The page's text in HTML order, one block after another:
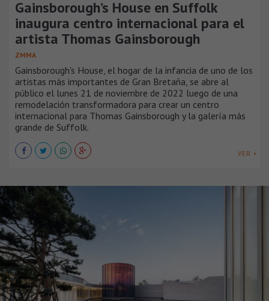
Gainsborough’s House en Suffolk
inaugura centro internacional para el
artista Thomas Gainsborough
ZMMA
Gainsborough's House, el hogar de la infancia de uno de los
artistas más importantes de Gran Bretaña, se abre al
público el lunes 21 de noviembre de 2022 luego de una
remodelación transformadora para crear un centro
internacional para Thomas Gainsborough y la galería más
grande de Suffolk.
VER +